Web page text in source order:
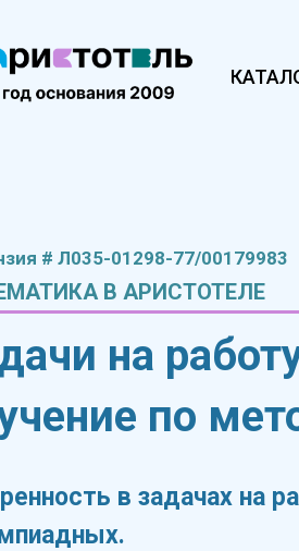
# Л035-01298-77/00179983
В АРИСТОТЕЛЕ
на
по
в задачах на
на работу в начальной
на работу в средней